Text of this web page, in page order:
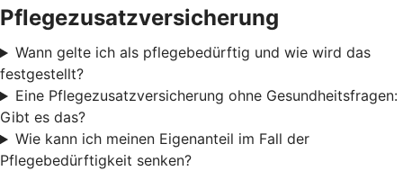
Pflegezusatzversicherung
Wann gelte ich als pflegebedürftig und wie wird das
festgestellt?
Eine Pflegezusatzversicherung ohne Gesundheitsfragen:
Gibt es das?
Wie kann ich meinen Eigenanteil im Fall der
Pflegebedürftigkeit senken?